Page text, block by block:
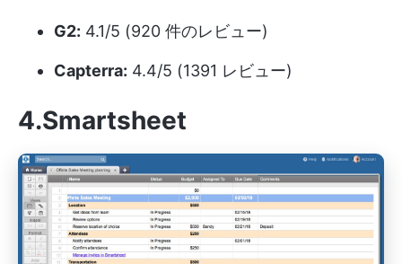
G2: 4.1/5 (920 件のレビュー)
Capterra: 4.4/5 (1391 レビュー)
4.Smartsheet